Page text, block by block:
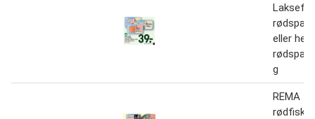
eller hele
g
REMA